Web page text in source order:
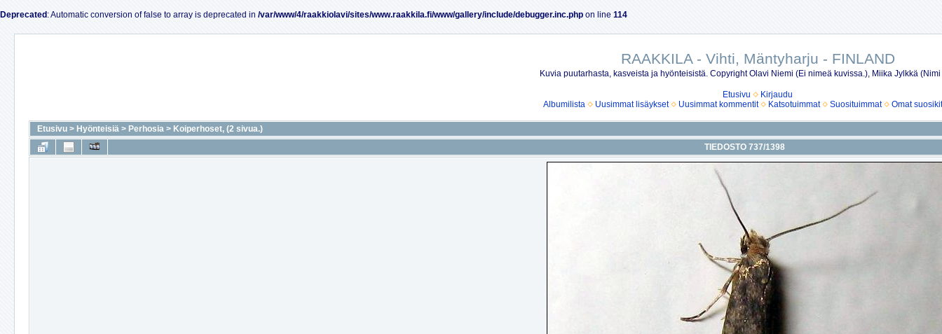
Deprecated : Automatic conversion of false to array is deprecated in /var/www/4/raakkiolavi/sites/www.raakkila.fi/www/gallery/include/debugger.inc.php on line 114
RAAKKILA - Vihti, Mäntyharju - FINLAND
Kuvia puutarhasta, kasveista ja hyönteisistä. Copyright Olavi Niemi (Ei nimeä kuvissa.), Miika Jylkkä
Etusivu
Kirjaudu
Albumilista
Uusimmat lisäykset Uusimmat kommentit Katsotuimmat Suosituimmat Omat suosikit
Etusivu > Hyönteisiä > Perhosia > Koiperhoset, (2 sivua.)
TIEDOSTO 737/1398